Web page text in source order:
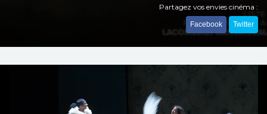
Partagez vos envies cinéma :
Facebook Twitter